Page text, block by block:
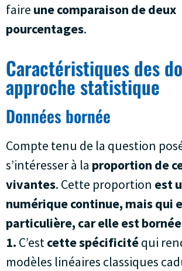
faire une comparaison de deux
pourcentages.
Caractéristiques des
approche statistique
Données bornée
Compte tenu de la question
s’intéresser à la proportion de
vivantes. Cette proportion est
numérique continue, mais qui
particulière, car elle est
1. C’estcette spécificitéqui
modèles linéaires classiques